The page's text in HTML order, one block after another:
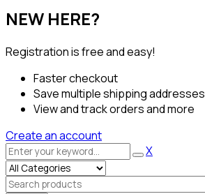
NEW HERE?
Registration is free and easy!
Faster checkout
Save multiple shipping addresses
View and track orders and more
Create an account
X